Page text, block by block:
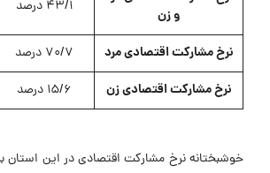
و زن
43/1 درصد
نرخ مشارکت اقتصادی مرد 70/7 درصد
نرخ مشارکت اقتصادی زن 15/6 درصد
خوشبختانه نرخ مشارکت اقتصادی در این استان